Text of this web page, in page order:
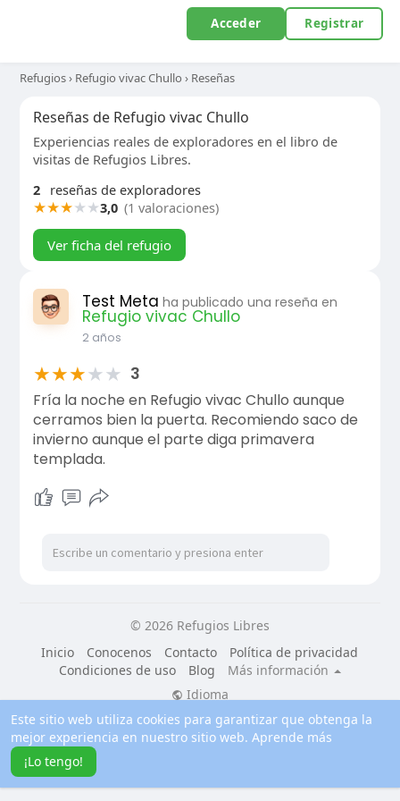
Este sitio web utiliza cookies para garantizar que obtenga la
mejor experiencia en nuestro sitio web. Aprende más
¡Lo tengo!
Acceder Registrar
Refugios› Refugio vivac Chullo › Reseñas
Reseñas de Refugio vivac Chullo
Experiencias reales de exploradores en el libro de
visitas de Refugios Libres.
2
reseñas de exploradores
★★★★★3,0 (1 valoraciones)
Ver ficha del refugio
Test Meta ha publicado una reseña en
Refugio vivac Chullo
2 años
★★★★★ 3
Fría la noche en Refugio vivac Chullo aunque
cerramos bien la puerta. Recomiendo saco de
invierno aunque el parte diga primavera
templada.
© 2026 Refugios Libres
Inicio
Conocenos Contacto
Política de privacidad
Condiciones de uso
Blog
Más información
Idioma